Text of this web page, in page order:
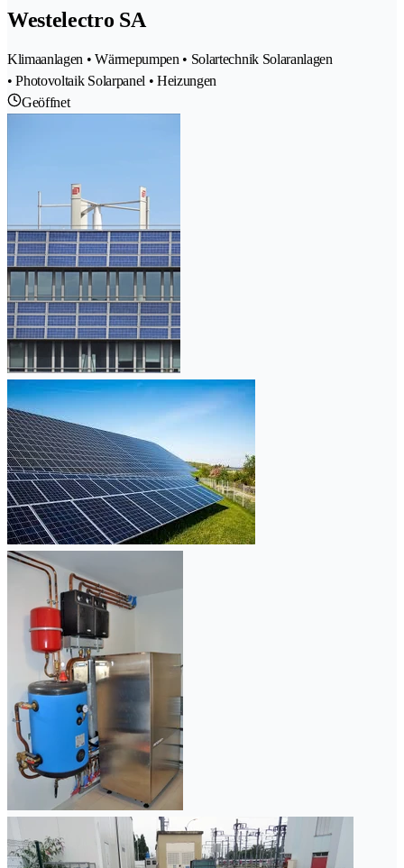
Westelectro SA
Klimaanlagen • Wärmepumpen • Solartechnik Solaranlagen
• Photovoltaik Solarpanel • Heizungen
Geöffnet